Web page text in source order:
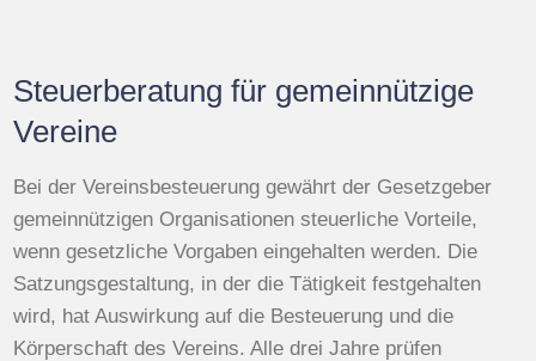
Steuerberatung für gemeinnützige
Vereine
Bei der Vereinsbesteuerung gewährt der Gesetzgeber
gemeinnützigen Organisationen steuerliche Vorteile,
wenn gesetzliche Vorgaben eingehalten werden. Die
Satzungsgestaltung, in der die Tätigkeit festgehalten
wird, hat Auswirkung auf die Besteuerung und die
Körperschaft des Vereins. Alle drei Jahre prüfen